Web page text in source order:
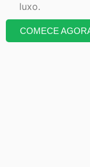
luxo.
COMECE